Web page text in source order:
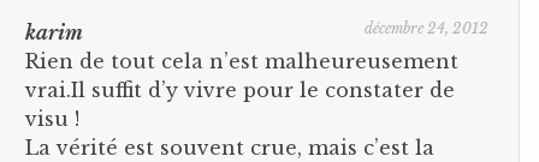
karim décembre 24, 2012
Rien de tout cela n’est malheureusement
vrai.Il suffit d’y vivre pour le constater de
visu !
La vérité est souvent crue, mais c’est la